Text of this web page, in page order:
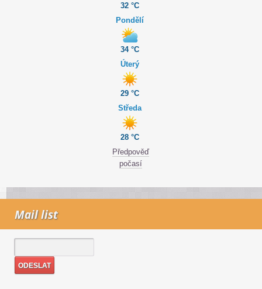
32 °C
Pondělí
34 °C
Úterý
29 °C
Středa
28 °C
Předpověď
počasí
Mail list